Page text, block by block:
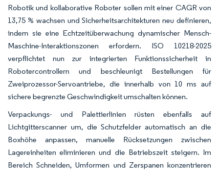
Robotik und kollaborative Roboter sollen mit einer CAGR von
13,75 % wachsen und Sicherheitsarchitekturen neu definieren,
indem sie eine Echtzeitüberwachung dynamischer Mensch-
Maschine-Interaktionszonen erfordern. ISO 10218-2025
verpflichtet nun zur integrierten Funktionssicherheit in
Robotercontrollern und beschleunigt Bestellungen für
Zweiprozessor-Servoantriebe, die innerhalb von 10 ms auf
sichere begrenzte Geschwindigkeit umschalten können.
Verpackungs- und Palettierlinien rüsten ebenfalls auf
Lichtgitterscanner um, die Schutzfelder automatisch an die
Boxhöhe anpassen, manuelle Rücksetzungen zwischen
Lagereinheiten eliminieren und die Betriebszeit steigern. Im
Bereich Schneiden, Umformen und Zerspanen konzentrieren